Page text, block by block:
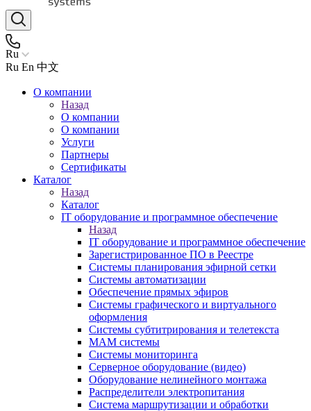
Ru
Ru En 中文
О компании
Назад
О компании
О компании
Услуги
Партнеры
Сертификаты
Каталог
Назад
Каталог
IT оборудование и программное обеспечение
Назад
IT оборудование и программное обеспечение
Зарегистрированное ПО в Реестре
Системы планирования эфирной сетки
Системы автоматизации
Обеспечение прямых эфиров
Системы графического и виртуального
оформления
Системы субтитрирования и телетекста
MAM системы
Системы мониторинга
Серверное оборудование (видео)
Оборудование нелинейного монтажа
Распределители электропитания
Система маршрутизации и обработки